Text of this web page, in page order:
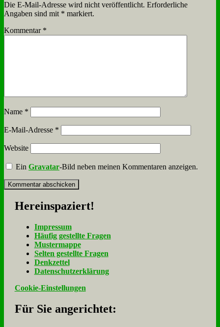
Die E-Mail-Adresse wird nicht veröffentlicht. Erforderliche
Angaben sind mit * markiert.
Kommentar *
Name *
E-Mail-Adresse *
Website
EinGravatar-Bild neben meinen Kommentaren anzeigen.
Her­ein­spa­ziert!
Im­pres­sum
Häu­fig ge­stell­te Fra­gen
Mu­ster­map­pe
Sel­ten ge­stell­te Fra­gen
Denk­zet­tel
Da­ten­schutz­er­klä­rung
Cookie-Einstellungen
Für Sie an­ge­rich­tet: